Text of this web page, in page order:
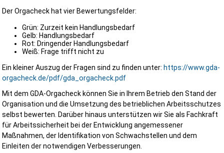
Der Orgacheck hat vier Bewertungsfelder:
Grün: Zurzeit kein Handlungsbedarf
Gelb: Handlungsbedarf
Rot: Dringender Handlungsbedarf
Weiß: Frage trifft nicht zu
Ein kleiner Auszug der Fragen sind zu finden unter: https://www.gda-
orgacheck.de/pdf/gda_orgacheck.pdf
Mit dem GDA-Orgacheck können Sie in Ihrem Betrieb den Stand der
Organisation und die Umsetzung des betrieblichen Arbeitsschutzes
selbst bewerten. Darüber hinaus unterstützen wir Sie als Fachkraft
für Arbeitssicherheit bei der Entwicklung angemessener
Maßnahmen, der Identifikation von Schwachstellen und dem
Einleiten der notwendigen Verbesserungen.